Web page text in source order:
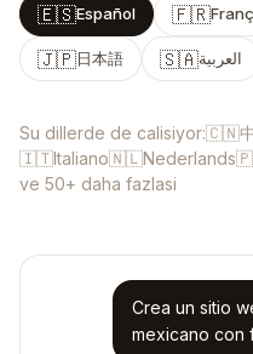
🇪🇸Español 🇫🇷
🇯🇵日本語 🇸🇦العربية
Su dillerde de calisiyor:🇨🇳
🇮🇹Italiano🇳🇱Nederlands
ve 50+ daha fazlasi
Crea un sitio
mexicano con